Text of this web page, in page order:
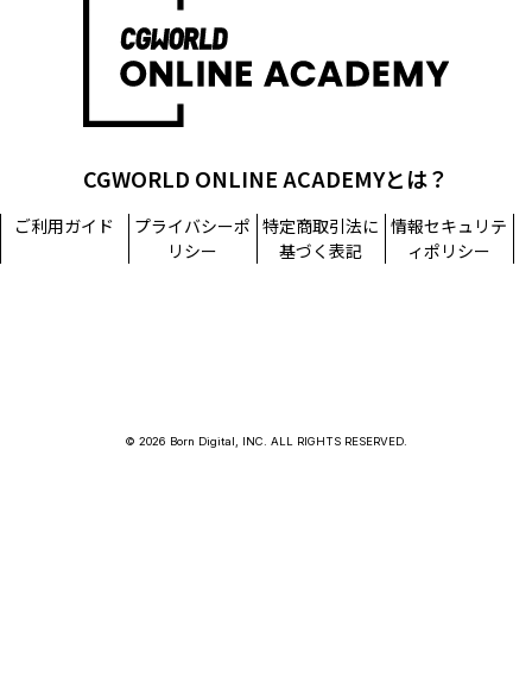
CGWORLD ONLINE ACADEMYとは？
ご利用ガイド
プライバシーポ
リシー
特定商取引法に
基づく表記
情報セキュリテ
ィポリシー
© 2026 Born Digital, INC. ALL RIGHTS RESERVED.